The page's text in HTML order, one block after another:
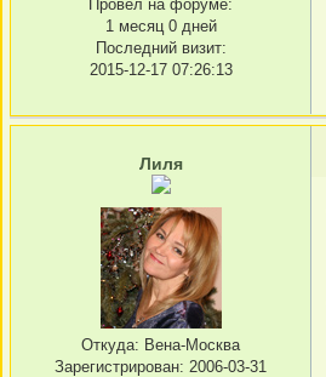
Провел на форуме:
1 месяц 0 дней
Последний визит:
2015-12-17 07:26:13
Лиля
Откуда: Вена-Москва
Зарегистрирован: 2006-03-31